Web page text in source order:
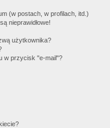
(w postach, w profilach, itd.)
nieprawidłowe!
użytkownika?
w przycisk "e-mail"?